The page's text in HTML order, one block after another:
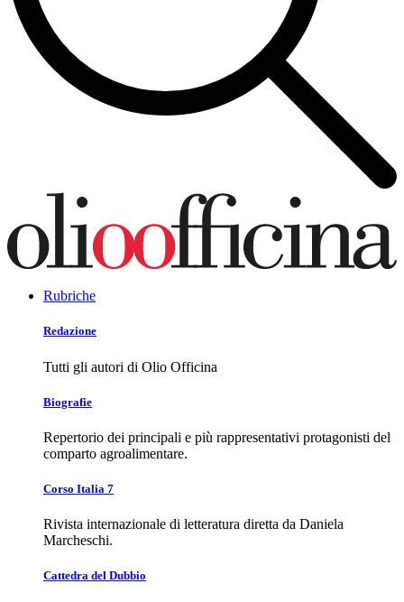
Rubriche
Redazione
Tutti gli autori di Olio Officina
Biografie
Repertorio dei principali e più rappresentativi protagonisti del
comparto agroalimentare.
Corso Italia 7
Rivista internazionale di letteratura diretta da Daniela
Marcheschi.
Cattedra del Dubbio